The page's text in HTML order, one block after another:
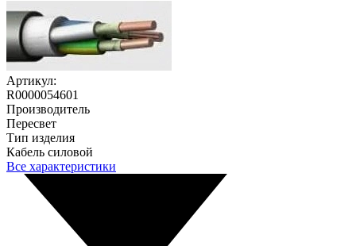
Артикул:
R0000054601
Производитель
Пересвет
Тип изделия
Кабель силовой
Все характеристики